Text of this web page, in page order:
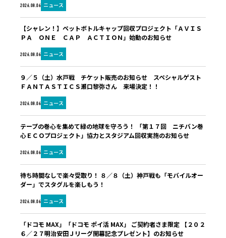
2026.08.06 ニュース
2026.08.06 ニュース
【シャレン！】ペットボトルキャップ回収プロジェクト「ＡＶＩＳ
ＰＡ ＯＮＥ ＣＡＰ ＡＣＴＩＯＮ」始動のお知らせ
2026.08.06 ニュース
９／５（土）水戸戦 チケット販売のお知らせ スペシャルゲスト
ＦＡＮＴＡＳＴＩＣＳ瀬口黎弥さん 来場決定！！
2026.08.06 ニュース
テープの巻心を集めて緑の地球を守ろう！ 「第１７回 ニチバン巻
心ＥＣＯプロジェクト」協力とスタジアム回収実施のお知らせ
2026.08.06 ニュース
待ち時間なしで楽々受取り！ ８／８（土）神戸戦も「モバイルオー
ダー」でスタグルを楽しもう！
「ドコモ MAX」「ドコモ ポイ活 MAX」 ご契約者さま限定 【２０２
６／２７明治安田Ｊリーグ開幕記念プレゼント】のお知らせ